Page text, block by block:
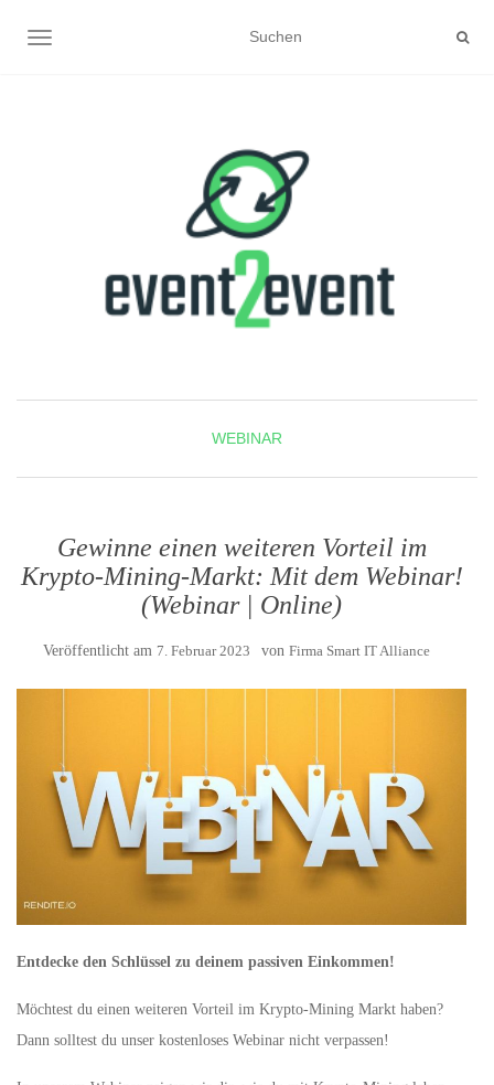
NAVIGATION UMSCHALTEN
WEBINAR
Gewinne einen weiteren Vorteil im
Krypto-Mining-Markt: Mit dem Webinar!
(Webinar | Online)
Veröffentlicht am 7. Februar 2023 von Firma Smart IT Alliance
Entdecke den Schlüssel zu deinem passiven Einkommen!
Möchtest du einen weiteren Vorteil im Krypto-Mining Markt haben?
Dann solltest du unser kostenloses Webinar nicht verpassen!